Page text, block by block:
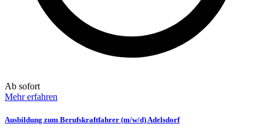
Ab sofort
Mehr erfahren
Ausbildung zum Berufskraftfahrer (m/w/d) Adelsdorf